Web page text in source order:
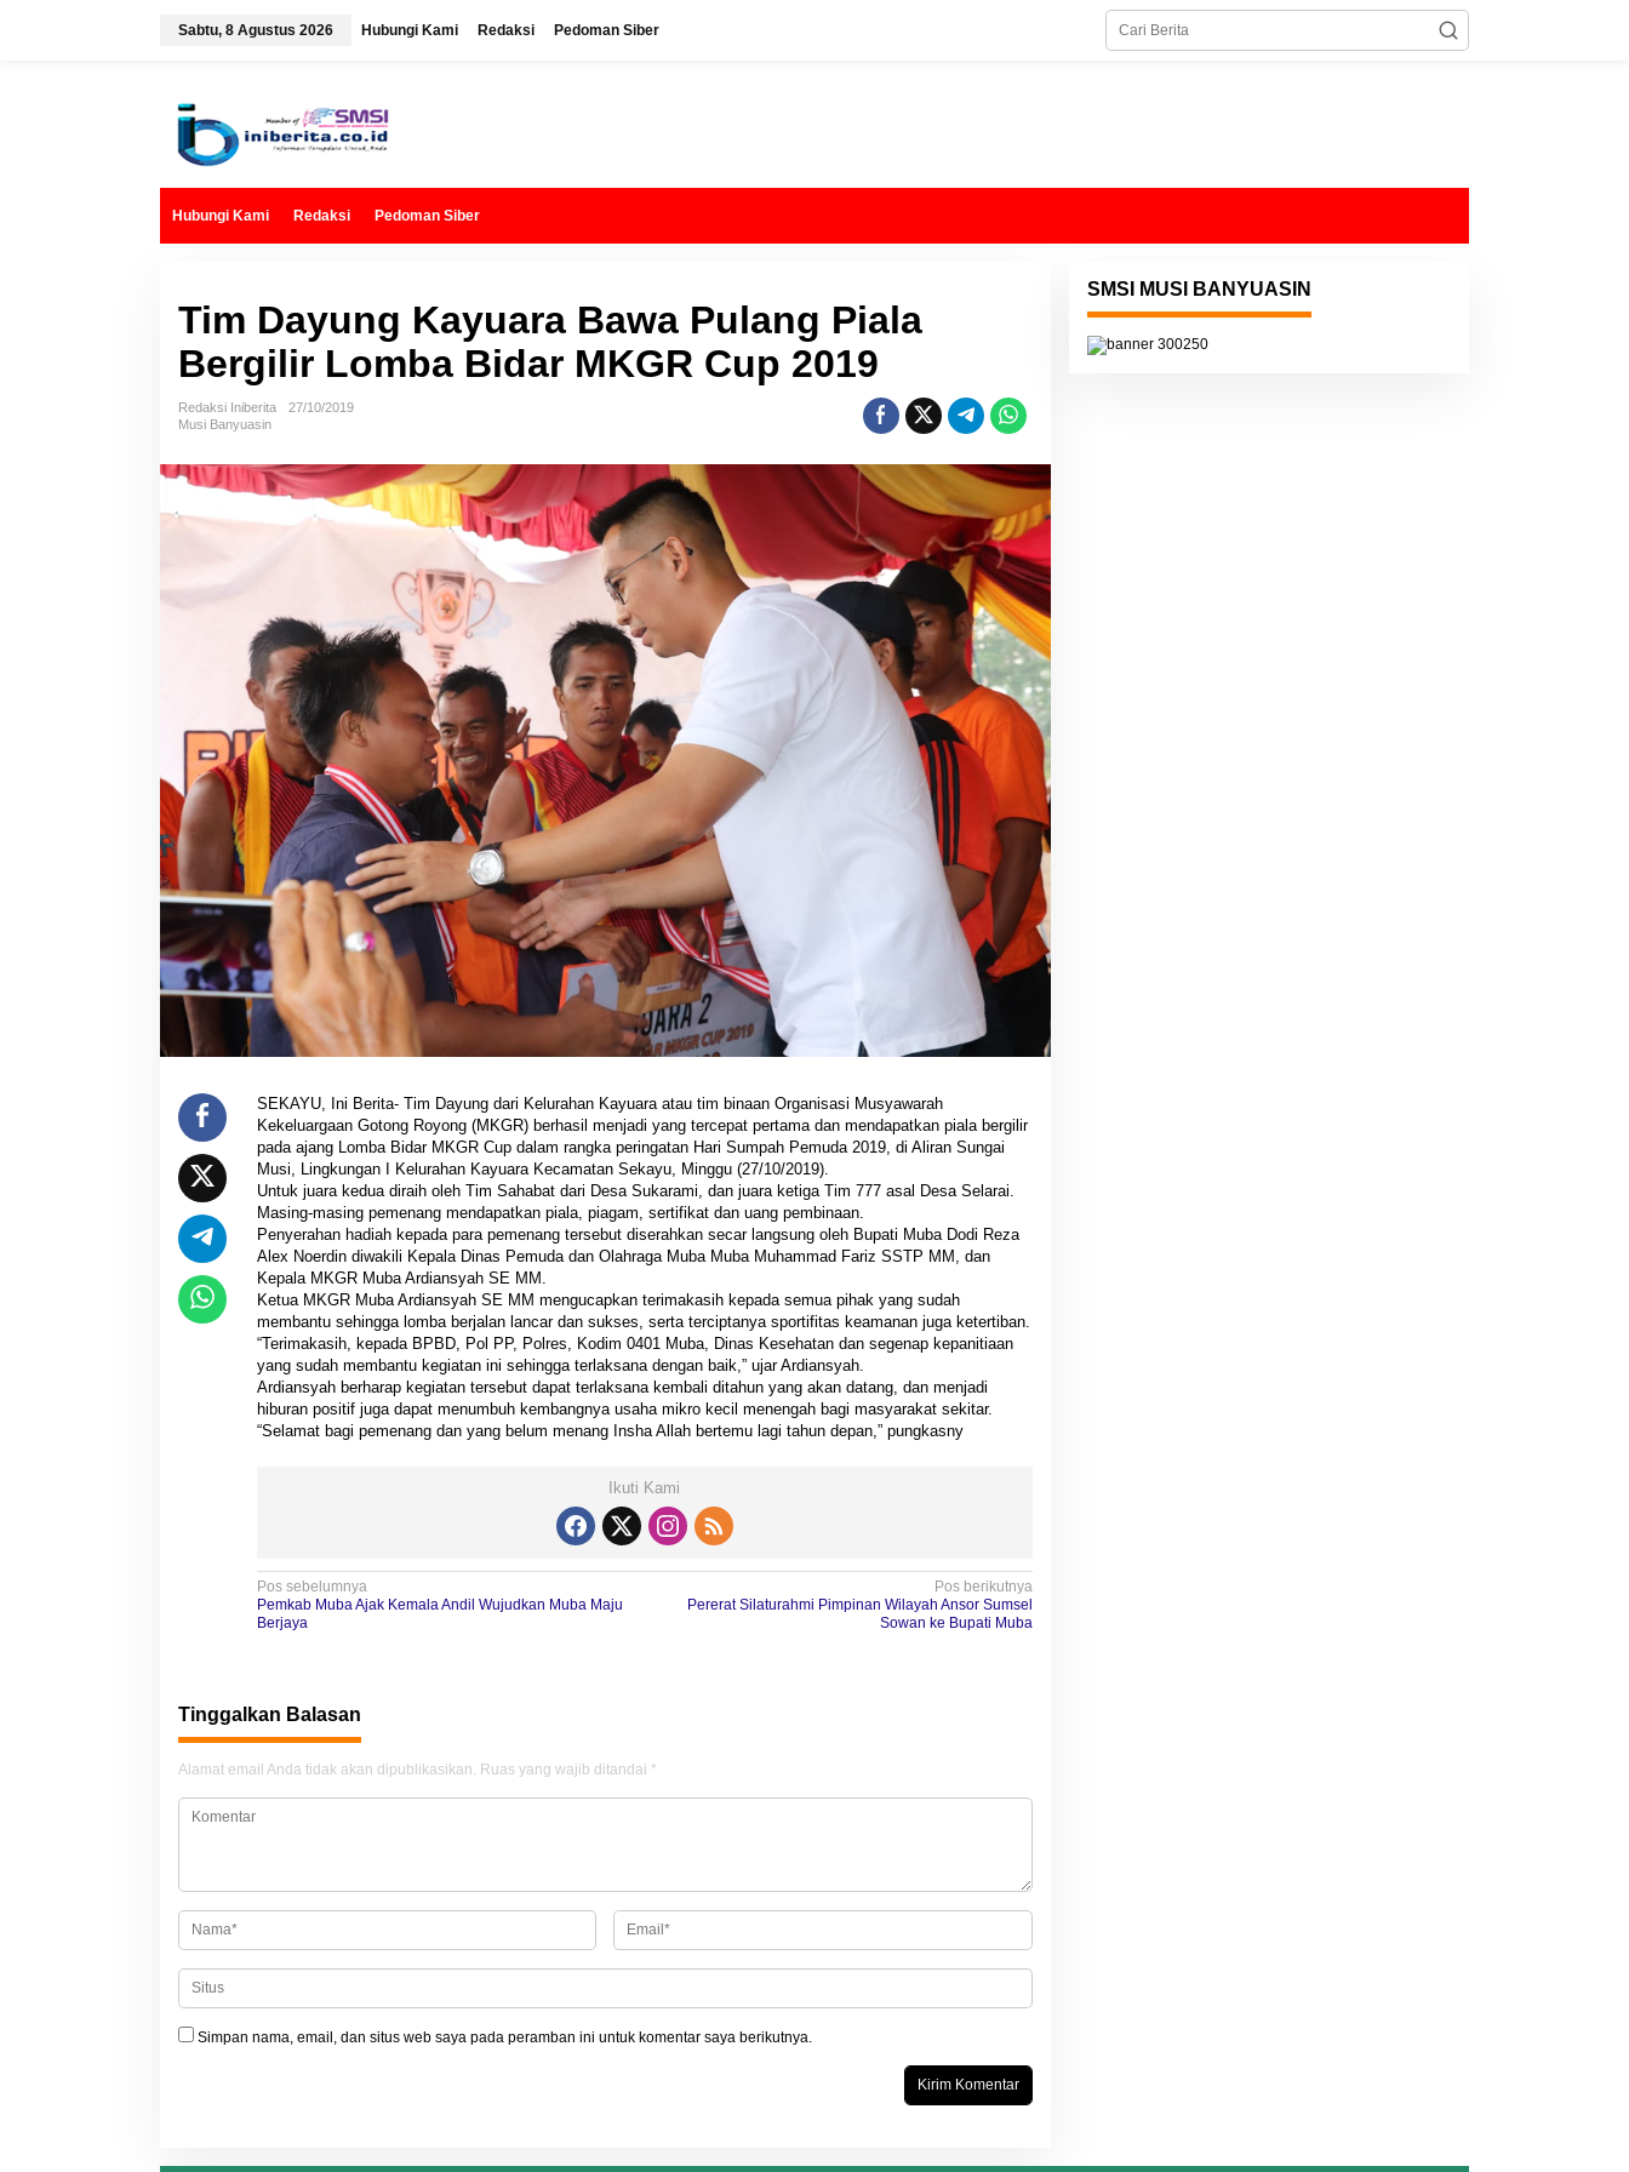
Sabtu, 8 Agustus 2026 Hubungi Kami Redaksi Pedoman Siber
Hubungi Kami Redaksi Pedoman Siber
Tim Dayung Kayuara Bawa Pulang Piala
Bergilir Lomba Bidar MKGR Cup 2019
Redaksi Iniberita
27/10/2019
Musi Banyuasin
SEKAYU, Ini Berita- Tim Dayung dari Kelurahan Kayuara atau tim binaan Organisasi Musyawarah
Kekeluargaan Gotong Royong (MKGR) berhasil menjadi yang tercepat pertama dan mendapatkan piala bergilir
pada ajang Lomba Bidar MKGR Cup dalam rangka peringatan Hari Sumpah Pemuda 2019, di Aliran Sungai
Musi, Lingkungan I Kelurahan Kayuara Kecamatan Sekayu, Minggu (27/10/2019).
Untuk juara kedua diraih oleh Tim Sahabat dari Desa Sukarami, dan juara ketiga Tim 777 asal Desa Selarai.
Masing-masing pemenang mendapatkan piala, piagam, sertifikat dan uang pembinaan.
Penyerahan hadiah kepada para pemenang tersebut diserahkan secar langsung oleh Bupati Muba Dodi Reza
Alex Noerdin diwakili Kepala Dinas Pemuda dan Olahraga Muba Muba Muhammad Fariz SSTP MM, dan
Kepala MKGR Muba Ardiansyah SE MM.
Ketua MKGR Muba Ardiansyah SE MM mengucapkan terimakasih kepada semua pihak yang sudah
membantu sehingga lomba berjalan lancar dan sukses, serta terciptanya sportifitas keamanan juga ketertiban.
“Terimakasih, kepada BPBD, Pol PP, Polres, Kodim 0401 Muba, Dinas Kesehatan dan segenap kepanitiaan
yang sudah membantu kegiatan ini sehingga terlaksana dengan baik,” ujar Ardiansyah.
Ardiansyah berharap kegiatan tersebut dapat terlaksana kembali ditahun yang akan datang, dan menjadi
hiburan positif juga dapat menumbuh kembangnya usaha mikro kecil menengah bagi masyarakat sekitar.
“Selamat bagi pemenang dan yang belum menang Insha Allah bertemu lagi tahun depan,” pungkasny
Ikuti Kami
N
a
g
a
s
o
Pos sebelumnya
Pemkab Muba Ajak Kemala Andil Wujudkan Muba Maju
Berjaya
Pos berikutnya
Pererat Silaturahmi Pimpinan Wilayah Ansor Sumsel
Sowan ke Bupati Muba
Tinggalkan Balasan
Alamat email Anda tidak akan dipublikasikan. Ruas yang wajib ditandai *
Simpan nama, email, dan situs web saya pada peramban ini untuk komentar saya berikutnya.
SMSI MUSI BANYUASIN